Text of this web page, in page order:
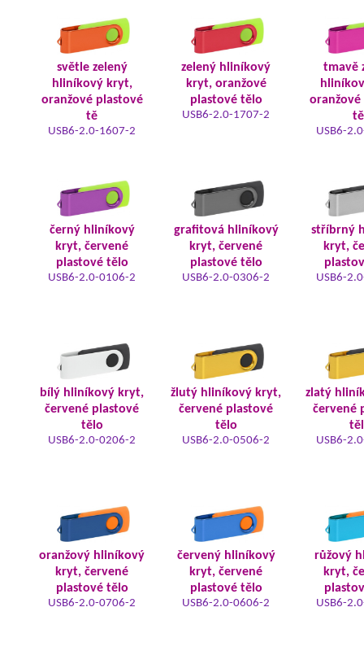
světle zelený
hliníkový kryt,
oranžové plastové
tě
USB6-2.0-1607-2
zelený hliníkový
kryt, oranžové
plastové tělo
USB6-2.0-1707-2
tmavě
oranžové
USB6-
černý hliníkový
kryt, červené
plastové tělo
USB6-2.0-0106-2
grafitová hliníkový
kryt, červené
plastové tělo
USB6-2.0-0306-2
stříbrný
kryt,
USB6-
bílý hliníkový kryt,
červené plastové
tělo
USB6-2.0-0206-2
žlutý hliníkový kryt,
červené plastové
tělo
USB6-2.0-0506-2
zlatý
červené
USB6-
oranžový hliníkový
kryt, červené
plastové tělo
USB6-2.0-0706-2
červený hliníkový
kryt, červené
plastové tělo
USB6-2.0-0606-2
růžový
kryt,
USB6-